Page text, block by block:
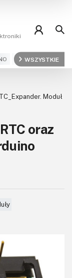
ARM AUDIO
WSZYSTKIE
Moduł
oraz